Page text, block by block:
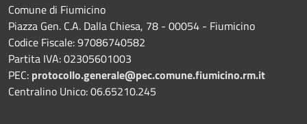
Comune di Fiumicino
Piazza Gen. C.A. Dalla Chiesa, 78 - 00054 - Fiumicino
Codice Fiscale: 97086740582
Partita IVA: 02305601003
PEC: protocollo.generale@pec.comune.fiumicino.rm.it
Centralino Unico: 06.65210.245